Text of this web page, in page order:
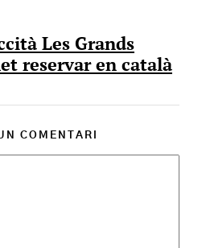
Les Grands
reservar en català
COMENTARI